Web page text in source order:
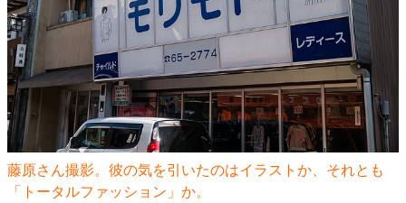
藤原さん撮影。彼の気を引いたのはイラストか、それとも
「トータルファッション」か。